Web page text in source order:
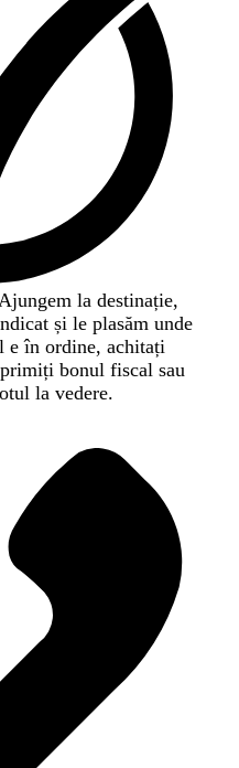
Ajungem la destinație,
și le plasăm unde
în ordine, achitați
bonul fiscal sau
la vedere.